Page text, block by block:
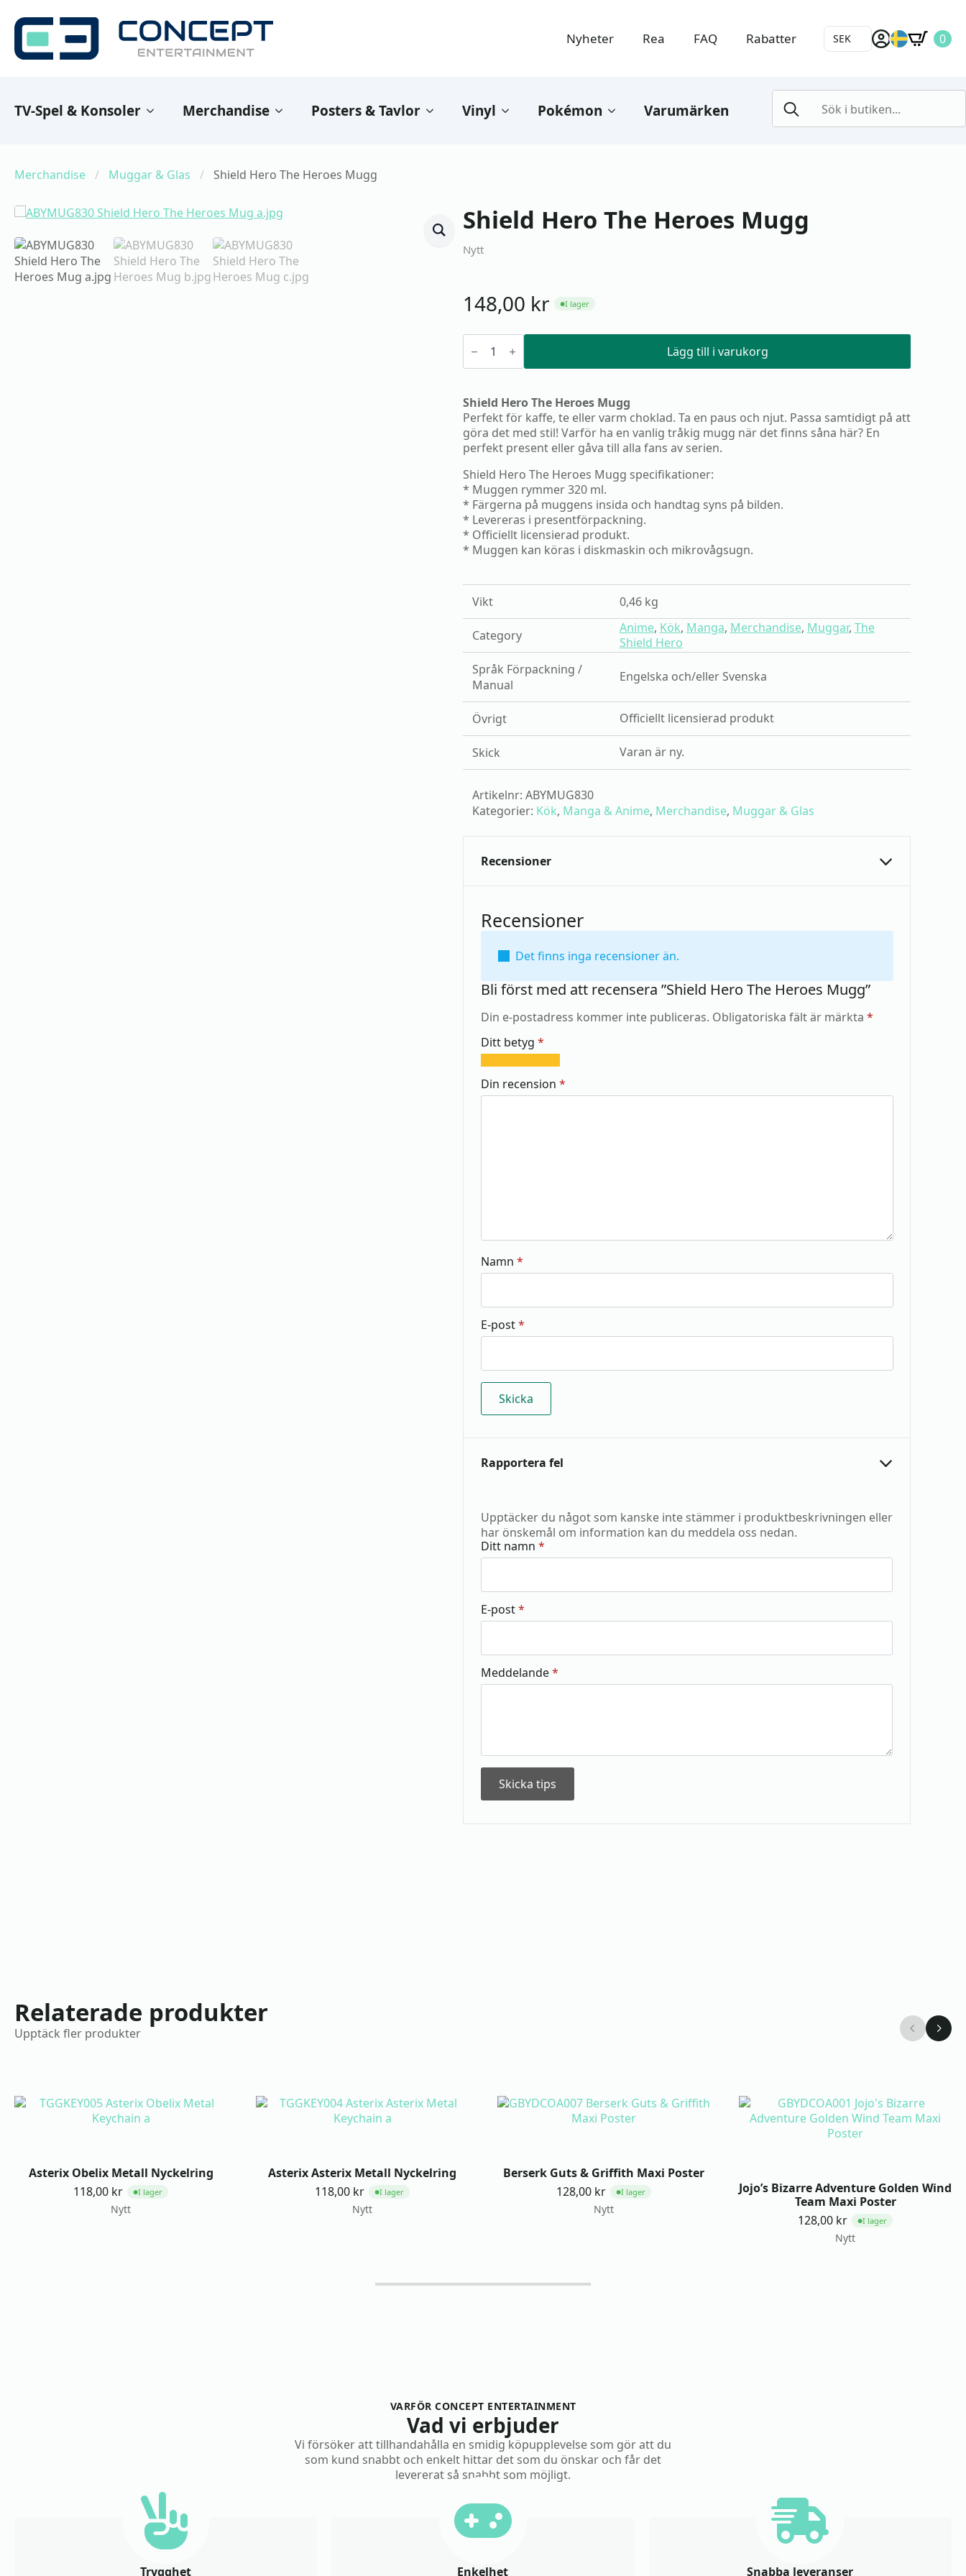
Nyheter Rea FAQ Rabatter SEK 0
TV-Spel & Konsoler Merchandise Posters & Tavlor Vinyl Pokémon Varumärken
for:
Merchandise Muggar & Glas Shield Hero The Heroes Mugg
Shield Hero The Heroes Mugg
Nytt
148,00 kr ●I lager
Shield
Hero
Heroes
mängd
Lägg till i varukorg
Shield Hero The Heroes Mugg
Perfekt för kaffe, te eller varm choklad. Ta en paus och njut. Passa samtidigt på att
göra det med stil! Varför ha en vanlig tråkig mugg när det finns såna här? En
perfekt present eller gåva till alla fans av serien.
Shield Hero The Heroes Mugg specifikationer:
* Muggen rymmer 320 ml.
* Färgerna på muggens insida och handtag syns på bilden.
* Levereras i presentförpackning.
* Officiellt licensierad produkt.
* Muggen kan köras i diskmaskin och mikrovågsugn.
Vikt 0,46 kg
Category Anime, Kök, Manga, Merchandise, Muggar, The
Shield Hero
Språk Förpackning /
Manual
Engelska och/eller Svenska
Övrigt Officiellt licensierad produkt
Skick Varan är ny.
Artikelnr: ABYMUG830
Kategorier: Kök, Manga & Anime, Merchandise, Muggar & Glas
Recensioner
Recensioner
Det finns inga recensioner än.
Bli först med att recensera ”Shield Hero The Heroes Mugg”
Din e-postadress kommer inte publiceras. Obligatoriska fält är märkta *
Ditt betyg *
av
5
5
5
av
5 5
Din recension *
Namn *
E-post*
Rapportera fel
Upptäcker du något som kanske inte stämmer i produktbeskrivningen eller
har önskemål om information kan du meddela oss nedan.
Ditt namn *
E-post *
Meddelande *
Skicka tips
Relaterade produkter
Upptäck fler produkter
Asterix Obelix Metall Nyckelring
118,00 kr ●I lager
Nytt
Asterix Asterix Metall Nyckelring
118,00 kr ●I lager
Nytt
Berserk Guts & Griffith Maxi Poster
128,00 kr ●I lager
Nytt
Jojo’s Bizarre Adventure Golden Wind
Team Maxi Poster
128,00 kr ●I lager
Nytt
VARFÖR CONCEPT ENTERTAINMENT
Vad vi erbjuder
Vi försöker att tillhandahålla en smidig köpupplevelse som gör att du
som kund snabbt och enkelt hittar det som du önskar och får det
levererat så snabbt som möjligt.
Trygghet Enkelhet Snabba leveranser